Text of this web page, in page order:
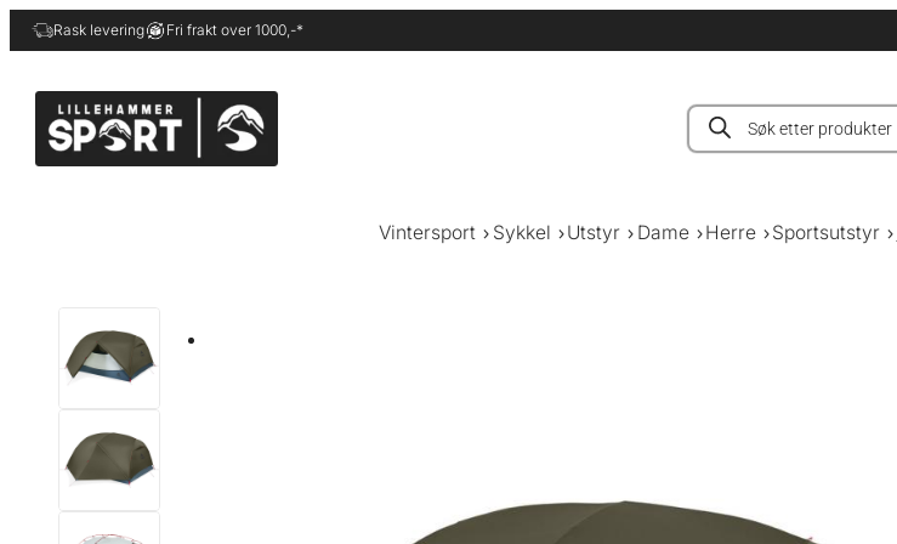
Hopp
til
Rask levering Fri frakt over 1000,-*
Products
search
Vintersport Sykkel Utstyr Dame Herre Sportsutstyr